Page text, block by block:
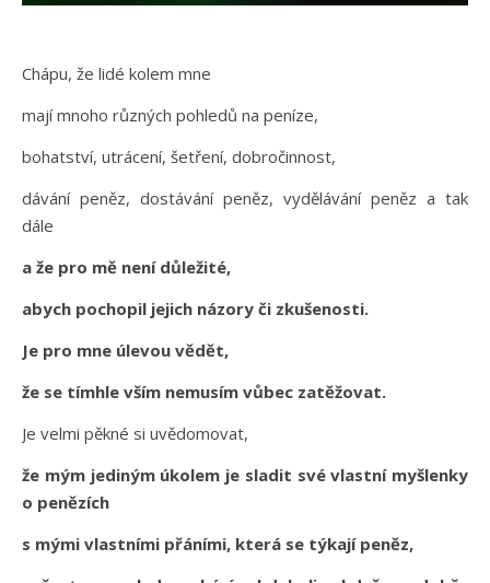
Chápu, že lidé kolem mne
mají mnoho různých pohledů na peníze,
bohatství, utrácení, šetření, dobročinnost,
dávání peněz, dostávání peněz, vydělávání peněz a tak
dále
a že pro mě není důležité,
abych pochopil jejich názory či zkušenosti.
Je pro mne úlevou vědět,
že se tímhle vším nemusím vůbec zatěžovat.
Je velmi pěkné si uvědomovat,
že mým jediným úkolem je sladit své vlastní myšlenky
o penězích
s mými vlastními přáními, která se týkají peněz,